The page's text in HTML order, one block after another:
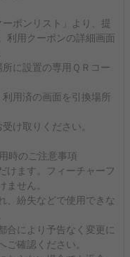
ポンリスト」より、提
利用クーポンの詳細画面
に設置の専用ＱＲコー
利用済の画面を引換場所
け取りください。
時のご注意事項
けます。フィーチャーフ
ません。
、紛失などで使用できな
合により予告なく変更に
確認ください。